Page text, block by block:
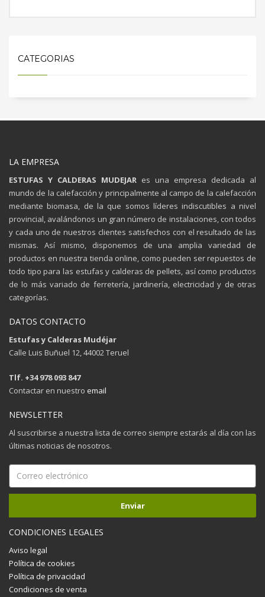
CATEGORIAS
LA EMPRESA
ESTUFAS Y CALDERAS MUDEJAR es una empresa dedicada al
mundo de la calefacción y principalmente al campo de la calefacción
mediante biomasa, de la que somos líderes indiscutibles a nivel
provincial, avalándonos un gran número de instalaciones, con todos
y cada uno de nuestros clientes satisfechos con el resultado de las
mismas. Así mismo, disponemos de una amplia variedad de
productos en nuestra tienda online, como pueden ser repuestos de
todo tipo para las estufas y calderas de pellets, así como productos
de lo más variado de ferretería, jardinería, electricidad y de otras
categorías.
DATOS CONTACTO
Estufas y Calderas Mudéjar
Calle Luis Buñuel 12, 44002 Teruel
Tlf. +34 978 093 847
Contactar en nuestro email
NEWSLETTER
Al suscribirse a nuestra lista de correo siempre estarás al día con las
últimas noticias de nosotros.
CONDICIONES LEGALES
Aviso legal
Política de cookies
Política de privacidad
Condiciones de venta